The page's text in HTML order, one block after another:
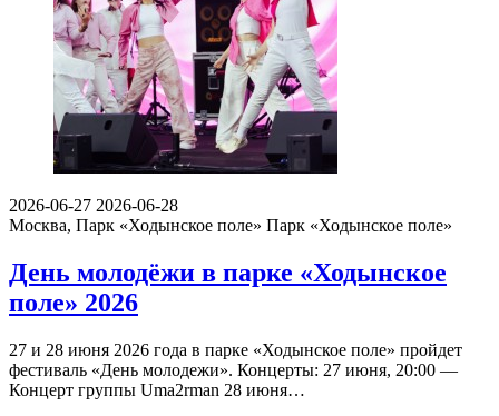
2026-06-27 2026-06-28
Москва, Парк «Ходынское поле» Парк «Ходынское поле»
День молодёжи в парке «Ходынское
поле» 2026
27 и 28 июня 2026 года в парке «Ходынское поле» пройдет
фестиваль «День молодежи». Концерты: 27 июня, 20:00 —
Концерт группы Uma2rman 28 июня…